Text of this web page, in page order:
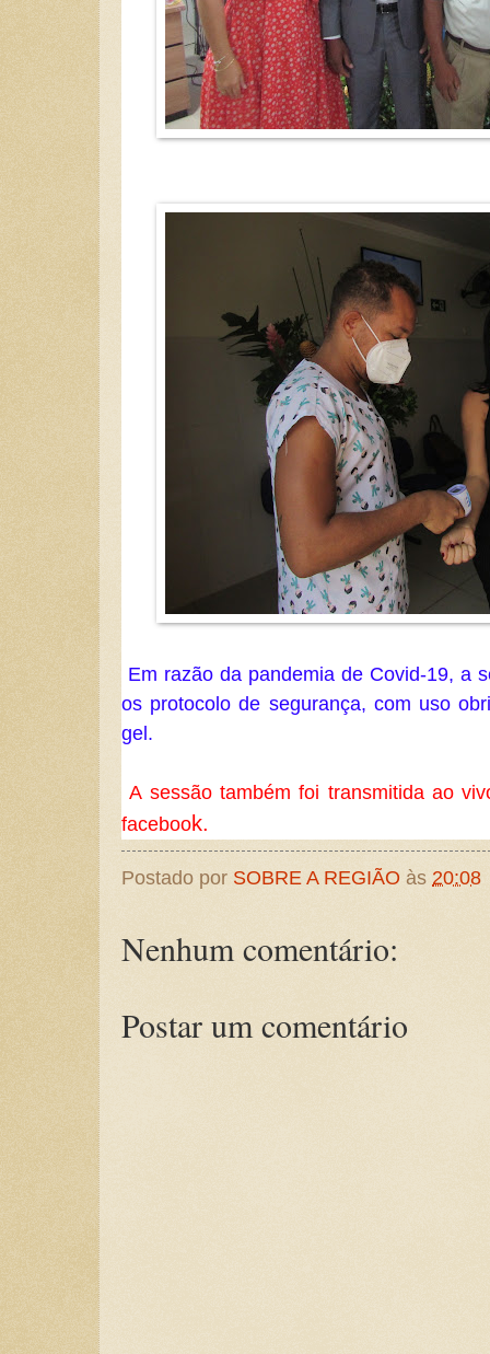
os protocolo de segurança, com uso
gel.
A sessão também foi transmitida ao vivo pela pagina da câmara no
facebook.
Postado por SOBRE A REGIÃO às 20:08
Nenhum comentário:
Postar um comentário